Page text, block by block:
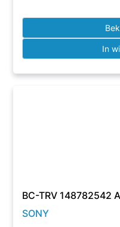
In
BC-TRV 148782542
SONY